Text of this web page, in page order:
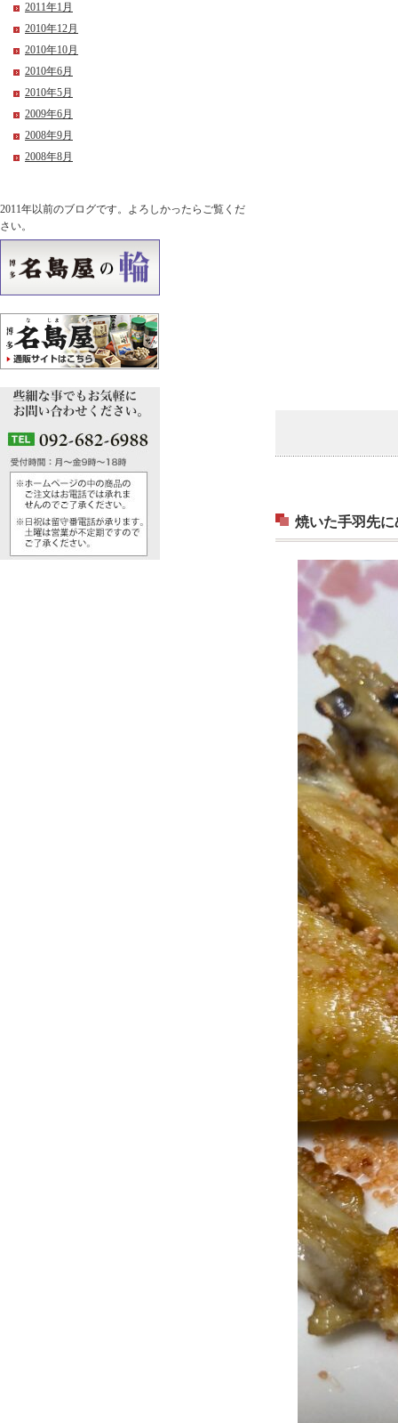
焼いた手羽先
2011年1月
2010年12月
2010年10月
2010年6月
2010年5月
2009年6月
2008年9月
2008年8月
2011年以前のブログです。よろしかったらご覧くだ
さい。